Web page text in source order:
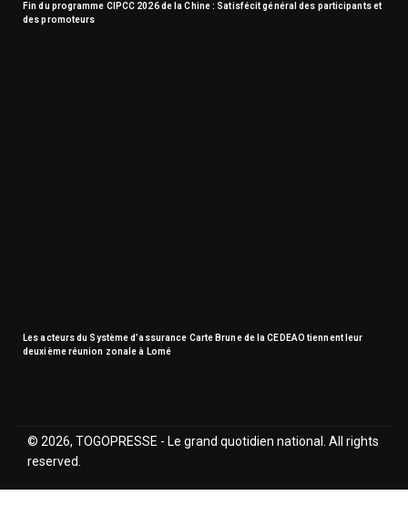
Fin du programme CIPCC 2026 de la Chine : Satisfécit général des participants et
des promoteurs
Les acteurs du Système d’assurance Carte Brune de la CEDEAO tiennent leur
deuxième réunion zonale à Lomé
© 2026, TOGOPRESSE - Le grand quotidien national. All rights
reserved.